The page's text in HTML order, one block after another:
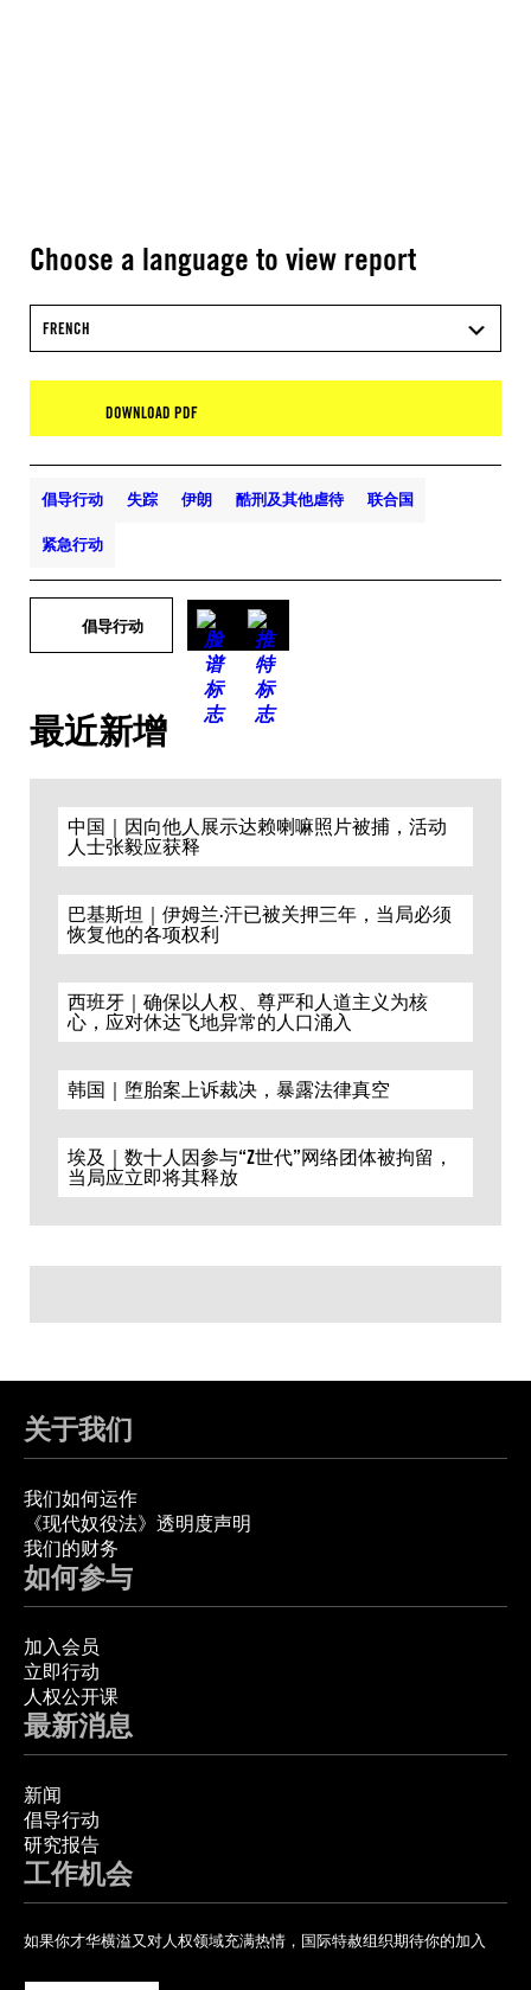
Choose a language to view report
FRENCH
DOWNLOAD PDF
倡导行动 失踪 伊朗 酷刑及其他虐待 联合国
紧急行动
倡导行动
最近新增
中国｜因向他人展示达赖喇嘛照片被捕，活动
人士张毅应获释
巴基斯坦｜伊姆兰·汗已被关押三年，当局必须
恢复他的各项权利
西班牙｜确保以人权、尊严和人道主义为核
心，应对休达飞地异常的人口涌入
韩国｜堕胎案上诉裁决，暴露法律真空
埃及｜数十人因参与“Z世代”网络团体被拘留，
当局应立即将其释放
关于我们
我们如何运作
《现代奴役法》透明度声明
我们的财务
如何参与
加入会员
立即行动
人权公开课
最新消息
新闻
倡导行动
研究报告
工作机会
如果你才华横溢又对人权领域充满热情，国际特赦组织期待你的加入